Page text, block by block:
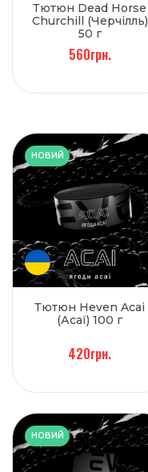
Тютюн Dead Horse
Churchill (Черчілль)
50 г
560грн.
НОВИЙ
Тютюн Heven Acai
(Асаї) 100 г
420грн.
НОВИЙ